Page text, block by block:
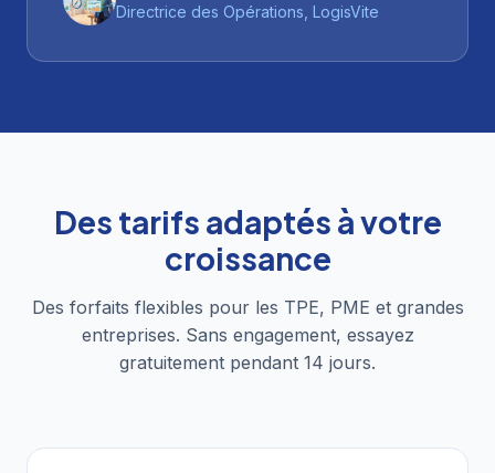
Directrice des Opérations, LogisVite
Des tarifs adaptés à votre
croissance
Des forfaits flexibles pour les TPE, PME et grandes
entreprises. Sans engagement, essayez
gratuitement pendant 14 jours.